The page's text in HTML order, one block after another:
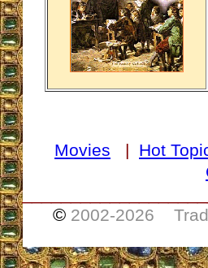
Movies | Hot
© 2002-2026